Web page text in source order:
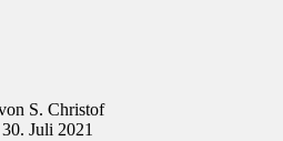
S. Christof
Juli 2021